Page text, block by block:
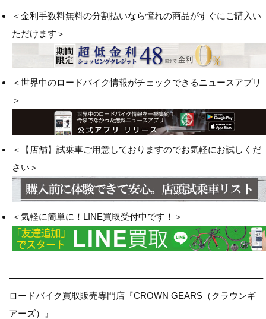
＜金利手数料無料の分割払いなら憧れの商品がすぐにご購入い
ただけます＞
＜世界中のロードバイク情報がチェックできるニュースアプリ
＞
＜【店舗】試乗車ご用意しておりますのでお気軽にお試しくだ
さい＞
＜気軽に簡単に！LINE買取受付中です！＞
————————————————————————————–
ロードバイク買取販売専門店『CROWN GEARS（クラウンギ
アーズ）』